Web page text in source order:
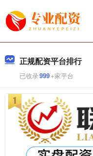
正规配资平台排行
已收录999+家平台